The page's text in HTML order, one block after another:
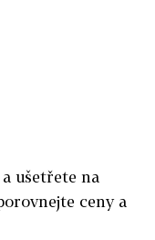
a ušetřete na
ceny a